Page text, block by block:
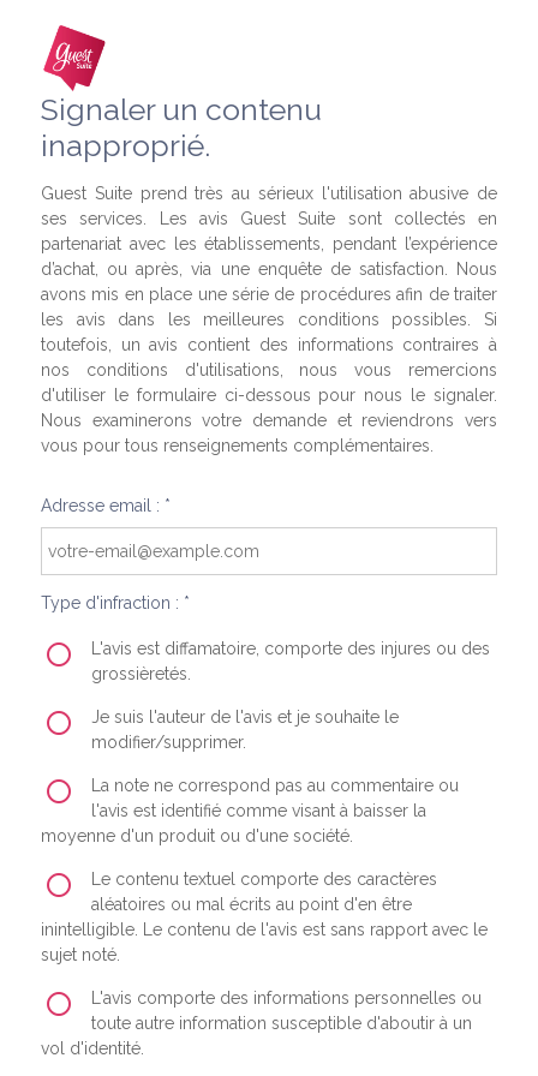
Signaler un contenu
inapproprié.
Guest Suite prend très au sérieux l'utilisation abusive de
ses services. Les avis Guest Suite sont collectés en
partenariat avec les établissements, pendant l’expérience
d’achat, ou après, via une enquête de satisfaction. Nous
avons mis en place une série de procédures afin de traiter
les avis dans les meilleures conditions possibles. Si
toutefois, un avis contient des informations contraires à
nos conditions d'utilisations, nous vous remercions
d'utiliser le formulaire ci-dessous pour nous le signaler.
Nous examinerons votre demande et reviendrons vers
vous pour tous renseignements complémentaires.
Adresse email : *
Type d'infraction : *
L'avis est diffamatoire, comporte des injures ou des
grossièretés.
Je suis l'auteur de l'avis et je souhaite le
modifier/supprimer.
La note ne correspond pas au commentaire ou
l'avis est identifié comme visant à baisser la
moyenne d'un produit ou d'une société.
Le contenu textuel comporte des caractères
aléatoires ou mal écrits au point d'en être
inintelligible. Le contenu de l'avis est sans rapport avec le
sujet noté.
L'avis comporte des informations personnelles ou
toute autre information susceptible d'aboutir à un
vol d'identité.